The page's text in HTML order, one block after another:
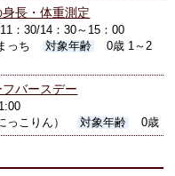
身長・体重測定
：30/14：30～15：00
っち 対象年齢
0歳 1～2
フバースデー
っこりん） 対象年齢 0歳